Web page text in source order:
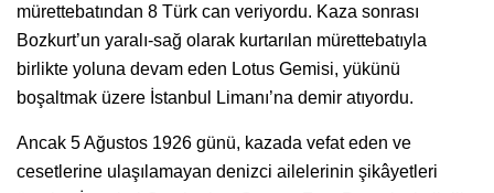
mürettebatından 8 Türk can veriyordu. Kaza sonrası
Bozkurt’un yaralı-sağ olarak kurtarılan mürettebatıyla
birlikte yoluna devam eden Lotus Gemisi, yükünü
boşaltmak üzere İstanbul Limanı’na demir atıyordu.
Ancak 5 Ağustos 1926 günü, kazada vefat eden ve
cesetlerine ulaşılamayan denizci ailelerinin şikâyetleri